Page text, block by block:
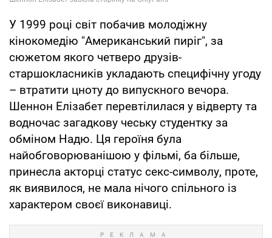
У 1999 році світ побачив молодіжну
кінокомедію "Американський пиріг", за
сюжетом якого четверо друзів-
старшокласників укладають специфічну угоду
– втратити цноту до випускного вечора.
Шеннон Елізабет перевтілилася у відверту та
водночас загадкову чеську студентку за
обміном Надю. Ця героїня була
найобговорюванішою у фільмі, ба більше,
принесла акторці статус секс-символу, проте,
як виявилося, не мала нічого спільного із
характером своєї виконавиці.